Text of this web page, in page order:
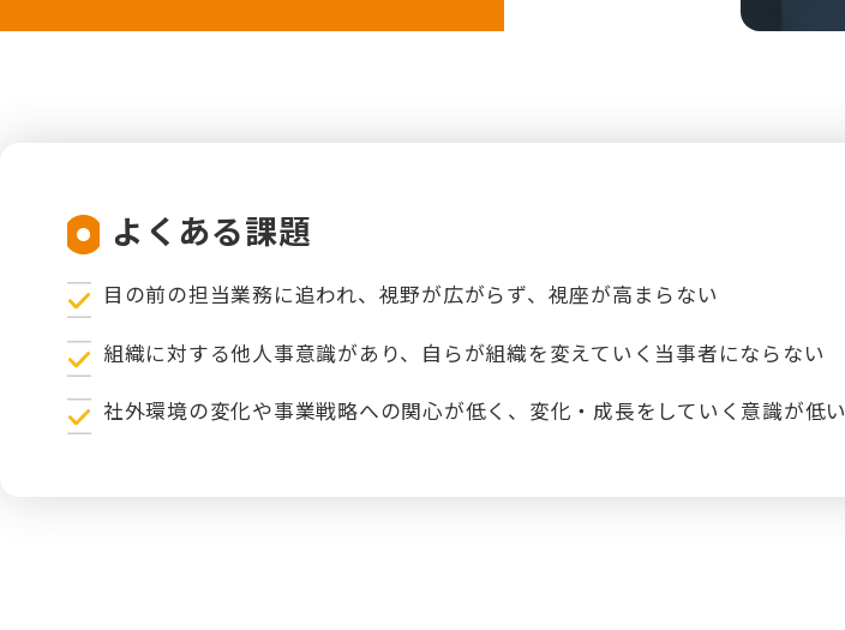
よくある課題
目の前の担当業務に追われ、視野が広がらず、視座が高まらない
組織に対する他人事意識があり、自らが組織を変えていく当事者にならない
社外環境の変化や事業戦略への関心が低く、変化・成長をしていく意識が低い